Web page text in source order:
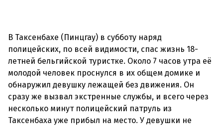
В Таксенбахе (Пинцгау) в субботу наряд
полицейских, по всей видимости, спас жизнь 18-
летней бельгийской туристке. Около 7 часов утра её
молодой человек проснулся в их общем домике и
обнаружил девушку лежащей без движения. Он
сразу же вызвал экстренные службы, и всего через
несколько минут полицейский патруль из
Таксенбаха уже прибыл на место. У девушки не